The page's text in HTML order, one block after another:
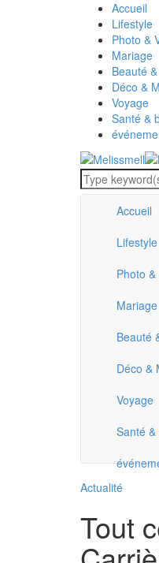
Accueil
Lifestyle
Photo &
Mariage
Beauté
Déco &
Voyage
Santé &
Accueil
Lifestyle
Photo &
Mariage
Beauté
Déco &
Voyage
Santé
Actualité
Tout